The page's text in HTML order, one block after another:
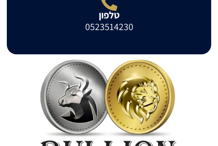
טלפון
0523514230